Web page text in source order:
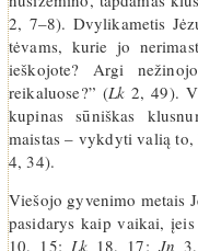
2, 7–8). Dvylikametis
tėvams, kurie jo
ieškojote? Argi
reikaluose?” (Lk 2, 49).
kupinas sūniškas
maistas – vykdyti valią
4, 34).
Viešojo gyvenimo metais
pasidarys kaip vaikai,
10, 15; Lk 18, 17; Jn